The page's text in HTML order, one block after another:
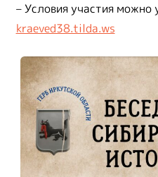
– Условия участия можно
kraeved38.tilda.ws